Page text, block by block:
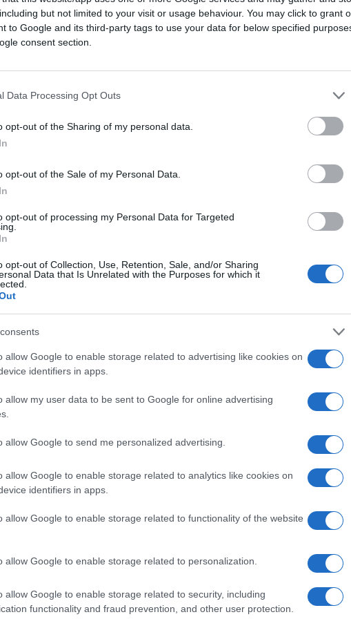
but not limited to your visit or usage behaviour. You may click to grant
to Google and its third-party tags to use your data for below specified
consent section.
Data Processing Opt Outs
opt-out of the Sharing of my personal data.
opt-out of the Sale of my Personal Data.
opt-out of processing my Personal Data for Targeted
opt-out of Collection, Use, Retention, Sale, and/or Sharing
Data that Is Unrelated with the Purposes for which it
allow Google to enable storage related to advertising like cookies on
identifiers in apps.
allow my user data to be sent to Google for online advertising
allow Google to send me personalized advertising.
allow Google to enable storage related to analytics like cookies on
identifiers in apps.
allow Google to enable storage related to functionality of the website
allow Google to enable storage related to personalization.
allow Google to enable storage related to security, including
functionality and fraud prevention, and other user protection.
Bernini insieme all’AD di CDP Dario Scannapieco (a
Giovanni Gorno Tempini
ogni posto letto
sfidante, di fronte a una popolazione
nuovi scenari rivolgendosi a gestori di
di realizzare studentati. Come
di circa 20mila euro per ogni posto
rispetto ai valori medi di mercato. Un
contenute sarà riservato a coloro che
sia garantito il diritto allo studio e